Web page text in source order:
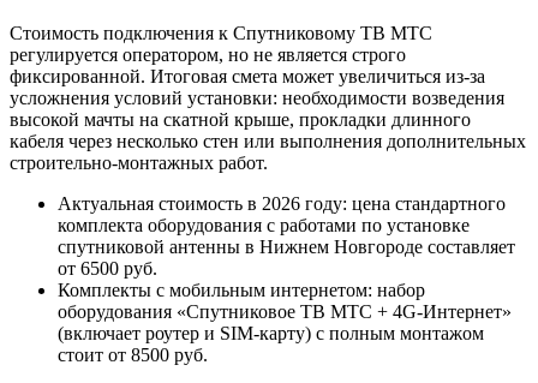
Стоимость подключения к Спутниковому ТВ МТС
регулируется оператором, но не является строго
фиксированной. Итоговая смета может увеличиться из-за
усложнения условий установки: необходимости возведения
высокой мачты на скатной крыше, прокладки длинного
кабеля через несколько стен или выполнения дополнительных
строительно-монтажных работ.
Актуальная стоимость в 2026 году: цена стандартного
комплекта оборудования с работами по установке
спутниковой антенны в Нижнем Новгороде составляет
от 6500 руб.
Комплекты с мобильным интернетом: набор
оборудования «Спутниковое ТВ МТС + 4G-Интернет»
(включает роутер и SIM-карту) с полным монтажом
стоит от 8500 руб.